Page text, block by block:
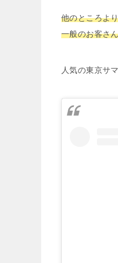
他のところよ
一般のお客さ
人気の東京サ